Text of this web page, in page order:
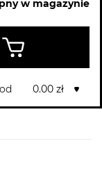
w magazynie
0.00 zł